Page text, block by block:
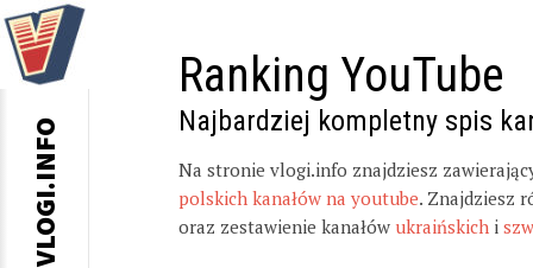
Ranking YouTube
Najbardziej kompletny spis
Na stronie vlogi.info znajdziesz
polskich kanałów na youtube. Znajdziesz
oraz zestawienie kanałów ukraińskich i
VLOGI.INFO